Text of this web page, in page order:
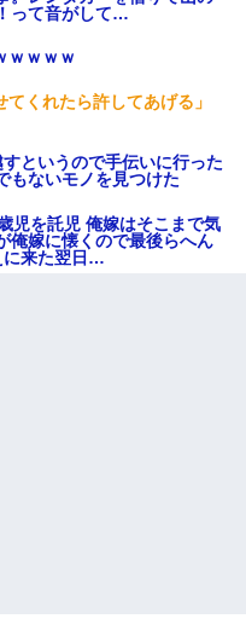
って音がして…
ｗｗｗｗ
くれたら許してあげる」
というので手伝いに行った
もないモノを見つけた
児を託児 俺嫁はそこまで気
俺嫁に懐くので最後らへん
に来た翌日…